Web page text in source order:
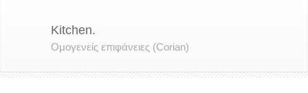
Kitchen.
Ομογενείς επιφάνειες (Corian)